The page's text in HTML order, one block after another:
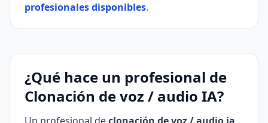
profesionales disponibles.
¿Qué hace un profesional de
Clonación de voz / audio IA?